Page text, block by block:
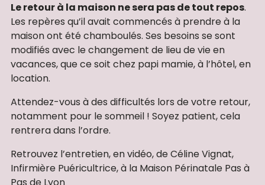
Le retour à la maison ne sera pas de tout repos.
Les repères qu’il avait commencés à prendre à la
maison ont été chamboulés. Ses besoins se sont
modifiés avec le changement de lieu de vie en
vacances, que ce soit chez papi mamie, à l’hôtel, en
location.
Attendez-vous à des difficultés lors de votre retour,
notamment pour le sommeil ! Soyez patient, cela
rentrera dans l’ordre.
Retrouvez l’entretien, en vidéo, de Céline Vignat,
Infirmière Puéricultrice, à la Maison Périnatale Pas à